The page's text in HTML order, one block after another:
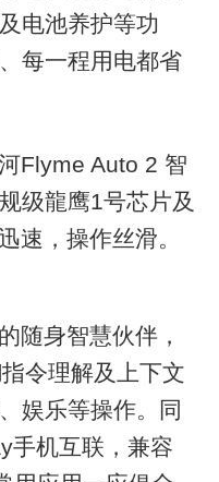
电池养护等功
每一程用电都省
Flyme Auto 2 智
级龍鹰1号芯片及
速，操作丝滑。
随身智慧伙伴，
令理解及上下文
娱乐等操作。同
手机互联，兼容